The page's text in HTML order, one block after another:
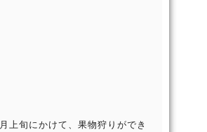
上旬にかけて、果物狩りができ